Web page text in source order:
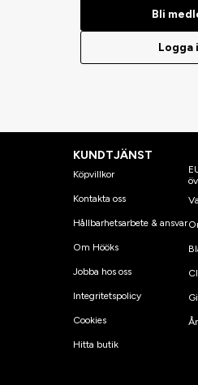
Bli
Logga
KUNDTJÄNST
Köpvillkor
Kontakta oss
Hållbarhetsarbete & ansvar
Om Hööks
Jobba hos oss
Integritetspolicy
Cookies
Hitta butik